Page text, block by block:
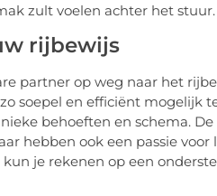
zult voelen achter het stuur.
rijbewijs
partner op weg naar het
soepel en efficiënt mogelijk
behoeften en schema.
hebben ook een passie voor
je rekenen op een